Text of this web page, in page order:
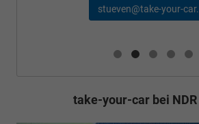
stueven@take-your-
take-your-car bei